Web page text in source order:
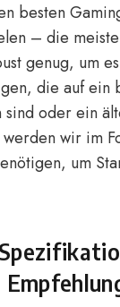
besten
– die
genug, um
die auf ein
sind oder ein
wir im
um